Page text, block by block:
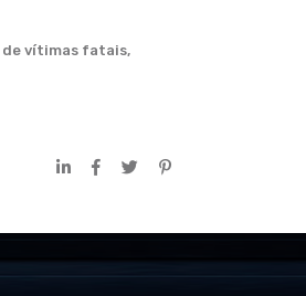
de vítimas fatais,